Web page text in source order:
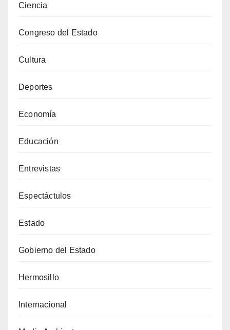
Ciencia
Congreso del Estado
Cultura
Deportes
Economía
Educación
Entrevistas
Espectáctulos
Estado
Gobierno del Estado
Hermosillo
Internacional